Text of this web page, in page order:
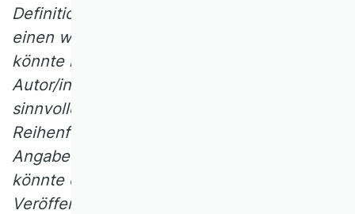
Definition von Thema und Problemstellung
einen wesentlichen Beitrag hatten? Wie
könnte man die Beiträge der einzelnen
Autor/innen kenntlich machen? Welche
sinnvollen Praktiken hinsichtlich der
Reihenfolge der Autor/innen und der
Angabe der Bedeutung dieser Reihenfolge
könnte es geben? Und dann nach
Veröffentlichung: Welche Verantwortung ist